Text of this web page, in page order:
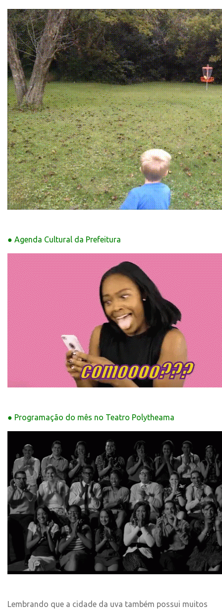
● Agenda Cultural da Prefeitura
● Programação do mês no Teatro Polytheama
Lembrando que a cidade da uva também possui muitos